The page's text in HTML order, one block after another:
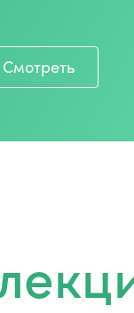
Смотреть